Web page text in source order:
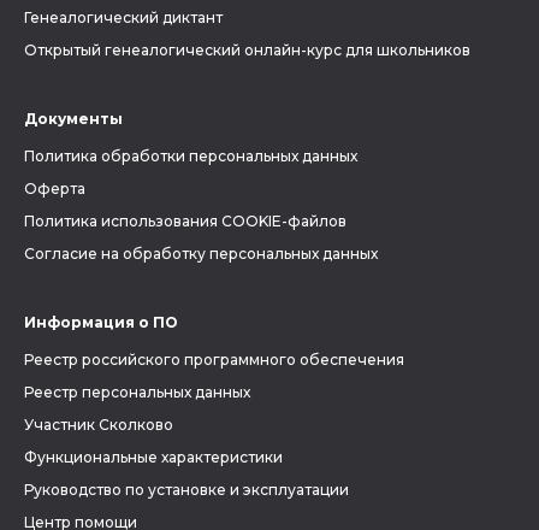
Генеалогический диктант
Открытый генеалогический онлайн-курс для школьников
Документы
Политика обработки персональных данных
Оферта
Политика использования COOKIE-файлов
Согласие на обработку персональных данных
Информация о ПО
Реестр российского программного обеспечения
Реестр персональных данных
Участник Сколково
Функциональные характеристики
Руководство по установке и эксплуатации
Центр помощи